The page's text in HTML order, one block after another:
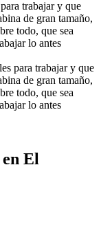
trabajar y que
de gran tamaño,
todo, que sea
lo antes
para trabajar y que
de gran tamaño,
todo, que sea
lo antes
El